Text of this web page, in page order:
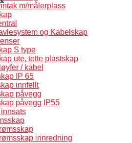
m/målerplass
og Kabelskap
S type
ute, tette plastskap
/ kabel
IP 65
innfellt
påvegg
påvegg IP55
innredning